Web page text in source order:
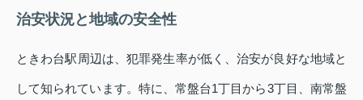
治安状況と地域の安全性
ときわ台駅周辺は、犯罪発生率が低く、治安が良好な地域と
して知られています。特に、常盤台1丁目から3丁目、南常盤